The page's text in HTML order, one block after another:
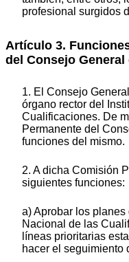
profesional surgidos
Artículo 3.
del Consejo
1. El Consejo
órgano rector del
Cualificaciones. De
Permanente del
funciones del mismo.
2. A dicha Comisión
siguientes funciones:
a) Aprobar los
Nacional de las
líneas prioritarias
hacer el seguimiento